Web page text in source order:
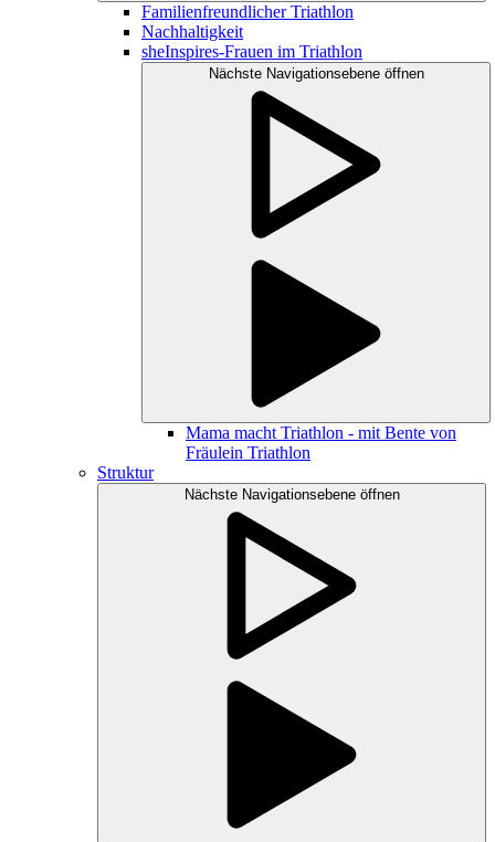
Familienfreundlicher Triathlon
Nachhaltigkeit
sheInspires-Frauen im Triathlon
Nächste Navigationsebene öffnen
Mama macht Triathlon - mit Bente von
Fräulein Triathlon
Struktur
Nächste Navigationsebene öffnen